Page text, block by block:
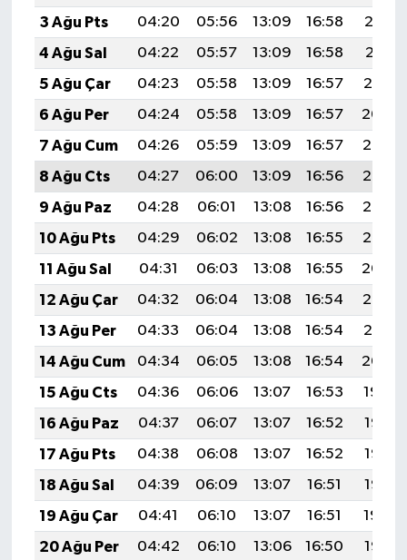
3 Ağu Pts
04:20 05:56 13:09 16:58
20:12
4 Ağu Sal
04:22 05:57 13:09 16:58
20:11
5 Ağu Çar
04:23 05:58 13:09 16:57
20:10
6 Ağu Per
04:24 05:58 13:09 16:57
20:09
7 Ağu Cum
04:26 05:59 13:09 16:57
20:08
8 Ağu Cts
04:27 06:00 13:09 16:56
20:07
9 Ağu Paz
04:28 06:01 13:08 16:56
20:06
10 Ağu Pts
04:29 06:02 13:08 16:55
20:05
11 Ağu Sal
04:31 06:03 13:08 16:55
20:04
12 Ağu Çar
04:32 06:04 13:08 16:54
20:02
13 Ağu Per
04:33 06:04 13:08 16:54
20:01
14 Ağu Cum
04:34 06:05 13:08 16:54
20:00
15 Ağu Cts
04:36 06:06 13:07 16:53
19:59
16 Ağu Paz
04:37 06:07 13:07 16:52
19:58
17 Ağu Pts
04:38 06:08 13:07 16:52
19:56
18 Ağu Sal
04:39 06:09 13:07 16:51
19:55
19 Ağu Çar
04:41 06:10 13:07 16:51
19:54
20 Ağu Per
04:42 06:10 13:06 16:50
19:52